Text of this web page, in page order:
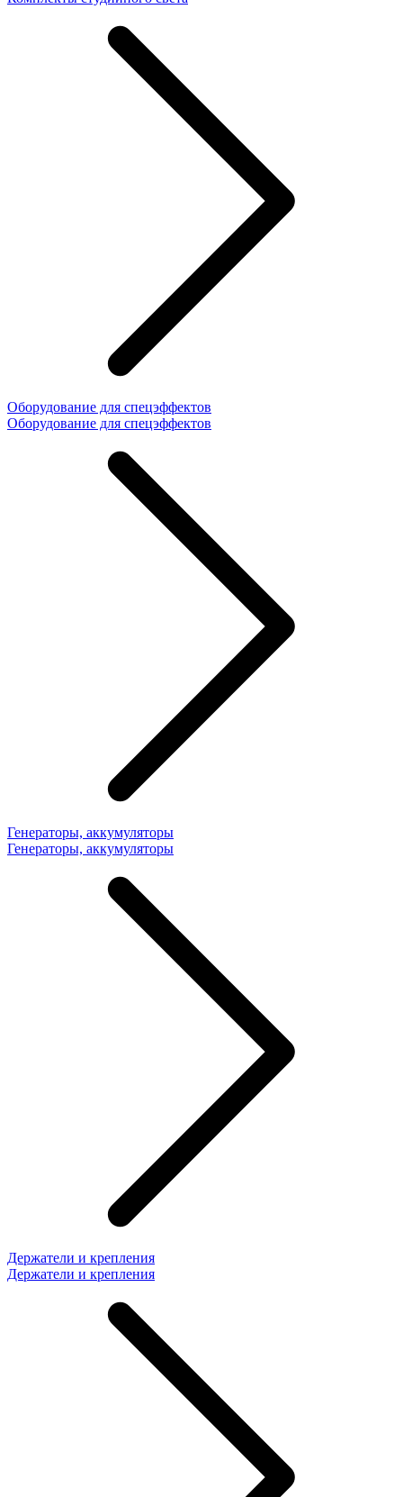
Оборудование для спецэффектов
Оборудование для спецэффектов
Генераторы, аккумуляторы
Генераторы, аккумуляторы
Держатели и крепления
Держатели и крепления